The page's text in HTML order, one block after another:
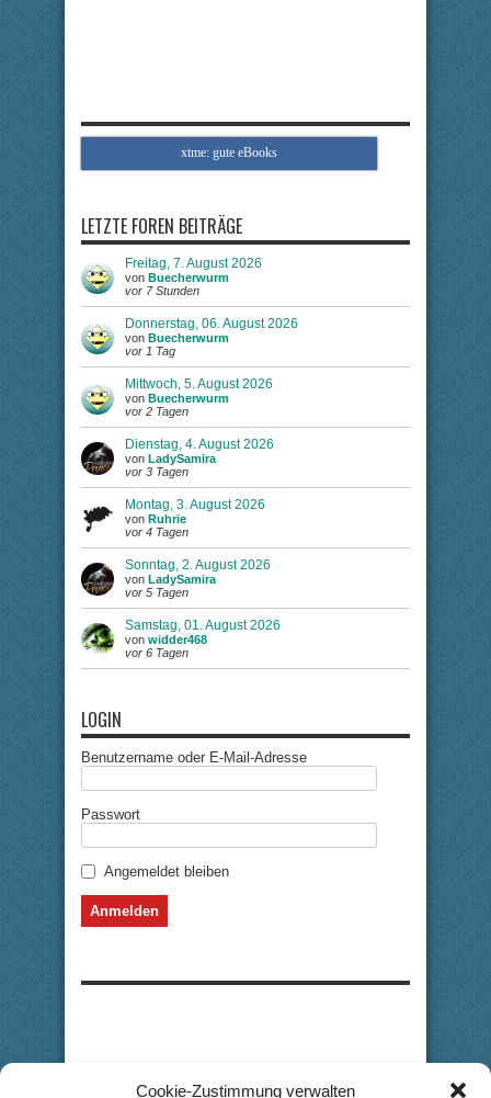
Cookie-Zustimmung verwalten
xtme: gute eBooks
LETZTE FOREN BEITRÄGE
Freitag, 7. August 2026
von Buecherwurm
vor 7 Stunden
Donnerstag, 06. August 2026
von Buecherwurm
vor 1 Tag
Mittwoch, 5. August 2026
von Buecherwurm
vor 2 Tagen
Dienstag, 4. August 2026
von LadySamira
vor 3 Tagen
Montag, 3. August 2026
von Ruhrie
vor 4 Tagen
Sonntag, 2. August 2026
von LadySamira
vor 5 Tagen
Samstag, 01. August 2026
von widder468
vor 6 Tagen
LOGIN
Benutzername oder E-Mail-Adresse
Passwort
Angemeldet bleiben